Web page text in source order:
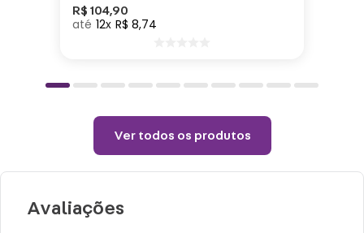
R$ 104,90
12 R$ 8,74
Ver todos os produtos
Avaliações